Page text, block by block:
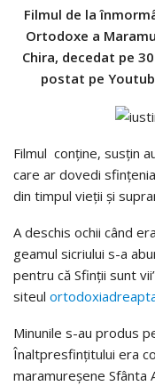
Filmul de la
Ortodoxe a
Chira, decedat pe
postat pe
Filmul conţine, susțin
care ar dovedi
din timpul vieții și
A deschis ochii când
geamul sicriului s-a
pentru că Sfinții sunt
siteul
Minunile s-au produs
Înaltpresfințitului era
maramureșene Sfânta